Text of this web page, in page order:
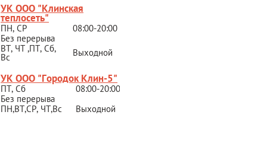
УК ООО "Клинская
теплосеть"
ПН, СР
08:00-20:00
Без перерыва
ВТ, ЧТ ,ПТ, Сб,
Вс Выходной
УК ООО "Городок Клин-5"
ПТ, Сб
08:00-20:00
Без перерыва
ПН,ВТ,СР, ЧТ,Вс Выходной